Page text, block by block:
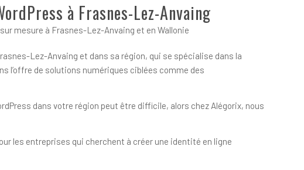
à Frasnes-Lez-Anvaing
mesure à Frasnes-Lez-Anvaing et en Wallonie
Lez-Anvaing et dans sa région, qui se spécialise dans la
l’offre de solutions numériques ciblées comme des
dans votre région peut être difficile, alors chez Alégorix, nous
les entreprises qui cherchent à créer une identité en ligne